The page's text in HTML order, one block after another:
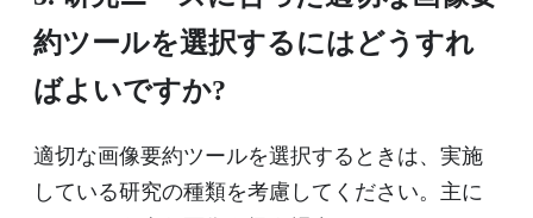
約ツールを選択するにはどうすれ
ばよいですか?
適切な画像要約ツールを選択するときは、実施
している研究の種類を考慮してください。主に